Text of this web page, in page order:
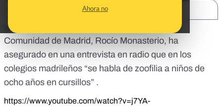
Ahora no
La candidata de VOX a la Presidencia de la
Comunidad de Madrid, Rocío Monasterio, ha
asegurado en una entrevista en radio que en los
colegios madrileños “se habla de zoofilia a niños de
ocho años en cursillos” .
https://www.youtube.com/watch?v=j7YA-